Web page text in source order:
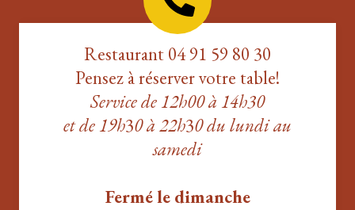
Restaurant 04 91 59 80 30
Pensez à réserver votre table!
Service de 12h00 à 14h30
et de 19h30 à 22h30du lundi au
samedi
Fermé le dimanche